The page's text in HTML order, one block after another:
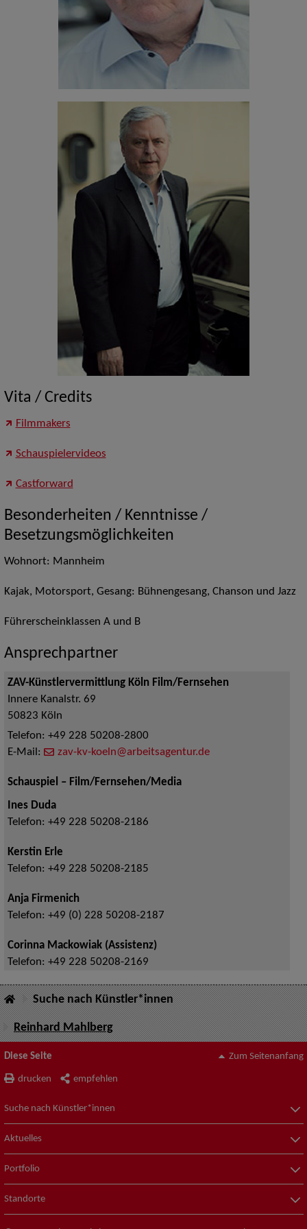
Vita / Credits
Filmmakers
Schauspielervideos
Castforward
Besonderheiten / Kenntnisse /
Besetzungsmöglichkeiten
Wohnort: Mannheim
Kajak, Motorsport, Gesang: Bühnengesang, Chanson und Jazz
Führerscheinklassen A und B
Ansprechpartner
ZAV-Künstlervermittlung Köln Film/Fernsehen
Innere Kanalstr. 69
50823 Köln
Telefon: +49 228 50208-2800
E-Mail:
zav-kv-koeln@arbeitsagentur.de
Schauspiel – Film/Fernsehen/Media
Ines Duda
Telefon: +49 228 50208-2186
Kerstin Erle
Telefon: +49 228 50208-2185
Anja Firmenich
Telefon: +49 (0) 228 50208-2187
Corinna Mackowiak (Assistenz)
Telefon: +49 228 50208-2169
Suche nach Künstler*innen
Reinhard Mahlberg
Diese Seite
drucken empfehlen
Zum Seitenanfang
Suche nach Künstler*innen
Aktuelles
Portfolio
Standorte